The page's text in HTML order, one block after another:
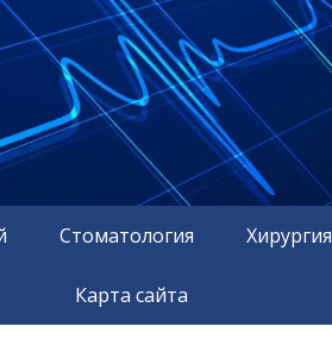
Стоматология Хирургия
Карта сайта